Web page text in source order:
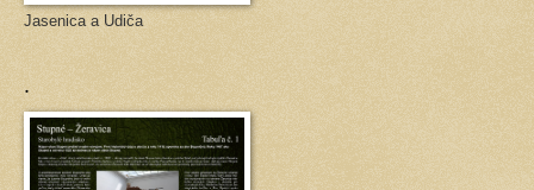
Jasenica a Udiča
.